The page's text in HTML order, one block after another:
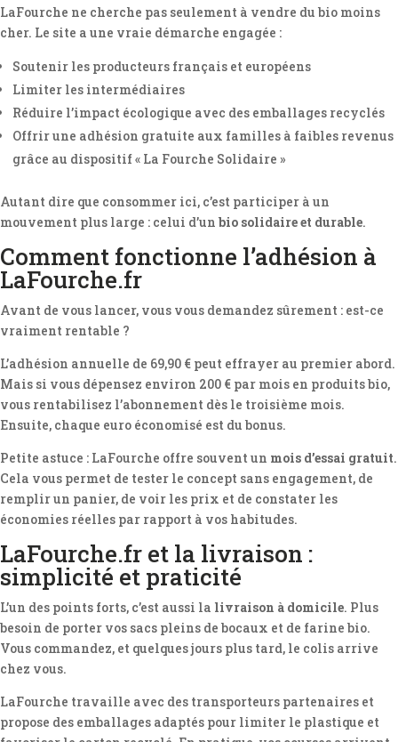
LaFourche ne cherche pas seulement à vendre du bio moins
cher. Le site a une vraie démarche engagée :
Soutenir les producteurs français et européens
Limiter les intermédiaires
Réduire l’impact écologique avec des emballages recyclés
Offrir une adhésion gratuite aux familles à faibles revenus
grâce au dispositif « La Fourche Solidaire »
Autant dire que consommer ici, c’est participer à un
mouvement plus large : celui d’un bio solidaire et durable.
Comment fonctionne l’adhésion à
LaFourche.fr
Avant de vous lancer, vous vous demandez sûrement : est-ce
vraiment rentable ?
L’adhésion annuelle de 69,90 € peut effrayer au premier abord.
Mais si vous dépensez environ 200 € par mois en produits bio,
vous rentabilisez l’abonnement dès le troisième mois.
Ensuite, chaque euro économisé est du bonus.
Petite astuce : LaFourche offre souvent un mois d’essai gratuit.
Cela vous permet de tester le concept sans engagement, de
remplir un panier, de voir les prix et de constater les
économies réelles par rapport à vos habitudes.
LaFourche.fr et la livraison :
simplicité et praticité
L’un des points forts, c’est aussi la livraison à domicile. Plus
besoin de porter vos sacs pleins de bocaux et de farine bio.
Vous commandez, et quelques jours plus tard, le colis arrive
chez vous.
LaFourche travaille avec des transporteurs partenaires et
propose des emballages adaptés pour limiter le plastique et